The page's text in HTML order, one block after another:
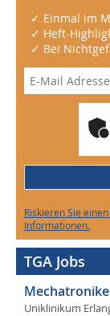
✓ Einmal im
✓ Heft-
✓ Bei
Riskieren Sie
Informationen.
TGA Jobs
Uniklinikum